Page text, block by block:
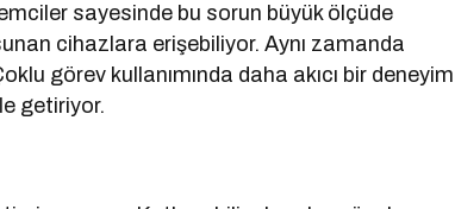
sayesinde bu sorun büyük ölçüde
cihazlara erişebiliyor. Aynı zamanda
görev kullanımında daha akıcı bir deneyim
getiriyor.